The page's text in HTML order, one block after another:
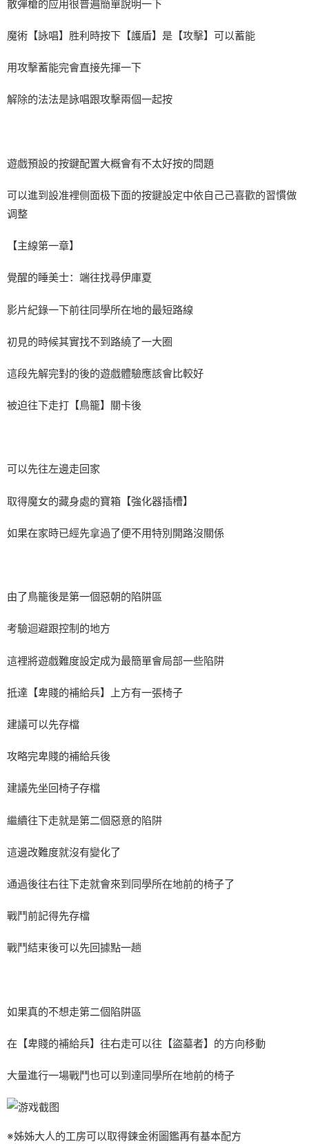
散彈槍的应用很普遍簡單說明一下
魔術【詠唱】胜利時按下【護盾】是【攻擊】可以蓄能
用攻擊蓄能完會直接先揮一下
解除的法法是詠唱跟攻擊兩個一起按
遊戲預設的按鍵配置大概會有不太好按的問題
可以進到設准裡侧面极下面的按鍵設定中依自己己喜歡的習慣做
调整
【主線第一章】
覺醒的睡美士：端往找尋伊庫夏
影片紀錄一下前往同學所在地的最短路線
初見的時候其實找不到路繞了一大圈
這段先解完對的後的遊戲體驗應該會比較好
被迫往下走打【鳥籠】關卡後
可以先往左邊走回家
取得魔女的藏身處的寶箱【強化器插槽】
如果在家時已經先拿過了便不用特別開路沒關係
由了鳥籠後是第一個惡朝的陷阱區
考驗迴避跟控制的地方
這裡將遊戲難度設定成为最簡單會局部一些陷阱
抵達【卑賤的補給兵】上方有一張椅子
建議可以先存檔
攻略完卑賤的補給兵後
建議先坐回椅子存檔
繼續往下走就是第二個惡意的陷阱
這邊改難度就沒有變化了
通過後往右往下走就會來到同學所在地前的椅子了
戰鬥前記得先存檔
戰鬥結束後可以先回據點一趟
如果真的不想走第二個陷阱區
在【卑賤的補給兵】往右走可以往【盜墓者】的方向移動
大量進行一場戰鬥也可以到達同學所在地前的椅子
※姊姊大人的工房可以取得鍊金術圖鑑再有基本配方